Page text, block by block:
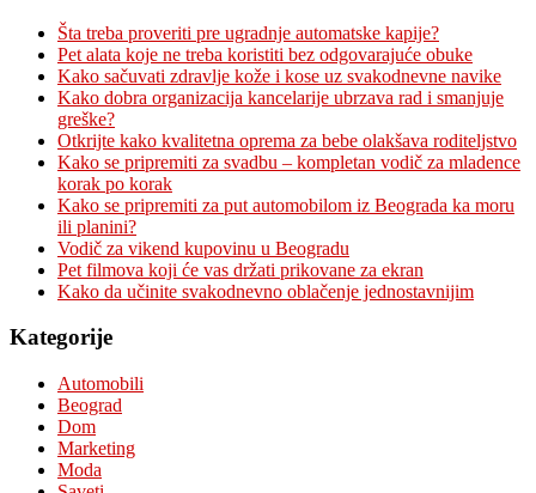
Šta treba proveriti pre ugradnje automatske kapije?
Pet alata koje ne treba koristiti bez odgovarajuće obuke
Kako sačuvati zdravlje kože i kose uz svakodnevne navike
Kako dobra organizacija kancelarije ubrzava rad i smanjuje
greške?
Otkrijte kako kvalitetna oprema za bebe olakšava roditeljstvo
Kako se pripremiti za svadbu – kompletan vodič za mladence
korak po korak
Kako se pripremiti za put automobilom iz Beograda ka moru
ili planini?
Vodič za vikend kupovinu u Beogradu
Pet filmova koji će vas držati prikovane za ekran
Kako da učinite svakodnevno oblačenje jednostavnijim
Kategorije
Automobili
Beograd
Dom
Marketing
Moda